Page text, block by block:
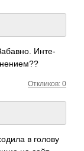
Инте­
Откликов: 0
в голову